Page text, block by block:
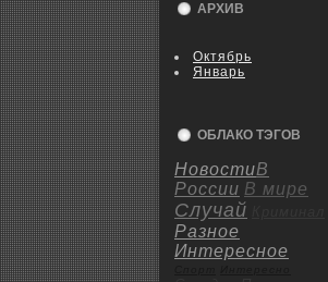
АРХИВ
Октябрь
Январь
ОБЛАКО ТЭГОВ
НовостиВ
России В мире
Случай
Разное
Интересное